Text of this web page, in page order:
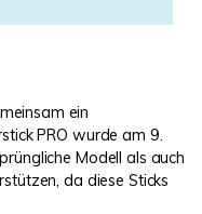
ein
PRO wurde am 9.
Modell als auch
da diese Sticks